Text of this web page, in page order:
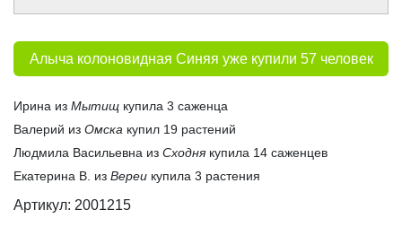
Алыча колоновидная Синяя уже купили 57 человек
Ирина из Мытищ купила 3 саженца
Валерий из Омска купил 19 растений
Людмила Васильевна из Сходня купила 14 саженцев
Екатерина В. из Вереи купила 3 растения
Артикул: 2001215